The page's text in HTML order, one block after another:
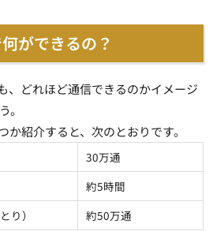
ができるの？
、どれほど通信できるのかイメージ
。
か紹介すると、次のとおりです。
30万通
約5時間
り）
約50万通